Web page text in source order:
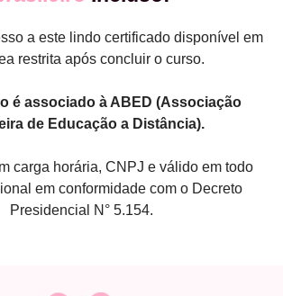
a este lindo certificado disponível em
restrita após concluir o curso.
é associado à ABED (Associação
de Educação a Distância).
carga horária, CNPJ e válido em todo
em conformidade com o Decreto
Presidencial N° 5.154.